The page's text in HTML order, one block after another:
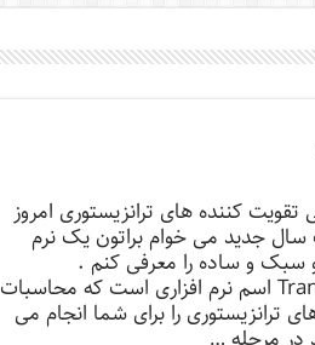
تقویت کننده های ترانزیستوری امروز
جدید می خوام براتون یک نرم
و سبک و ساده را معرفی کنم .
Transisitor Amp اسم نرم افزاری است که محاسبات
ترانزیستوری را برای شما انجام می